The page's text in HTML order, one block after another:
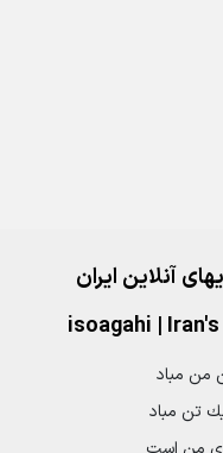
آنلاین ایران
isoagahi |
من مباد
تن مباد